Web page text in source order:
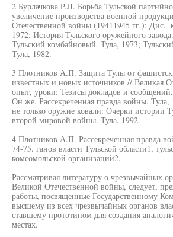
2 Бурлачкова P.JI. Борьба Тульской
увеличение производства военной
Отечественной войны (19411945 гг.): Дис.
1972; История Тульского оружейного
Тульский комбайновый. Тула, 1973;
Тула, 1982.
3 Плотников А.П. Защита Тулы от
известных и новых источников // Великая
опыт, уроки: Тезисы докладов и
Он же. Рассекреченная правда войны.
не только оружие ковали: Очерки истории
второй мировой войны. Тула, 1992.
4 Плотников А.П. Рассекреченная правда
74-75. ганов власти Тульской области1,
комсомольской организаций2.
Рассматривая литературу о чрезвычайных
Великой Отечественной войны, следует,
работы, посвященные Государственному
высшему из всех чрезвычайных органов
ставшему прототипом для создания
местах.